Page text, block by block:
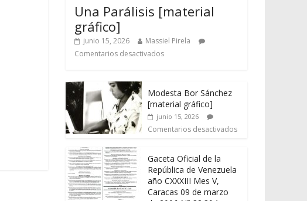
Una Parálisis [material
gráfico]
junio 15, 2026
Massiel Pirela
Comentarios desactivados
Modesta Bor Sánchez
[material gráfico]
junio 15, 2026
Comentarios desactivados
Gaceta Oficial de la
República de Venezuela
año CXXXIII Mes V,
Caracas 09 de marzo